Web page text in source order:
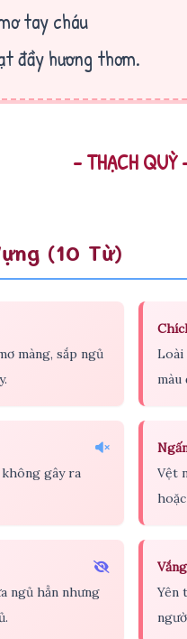
tay cháu
đầy hương thơm.
- THẠCH QUỲ
(10 Từ)
màng, sắp ngủ
Loài
màu
gây ra
Vệt
ngủ hẳn nhưng
Vắng
Yên